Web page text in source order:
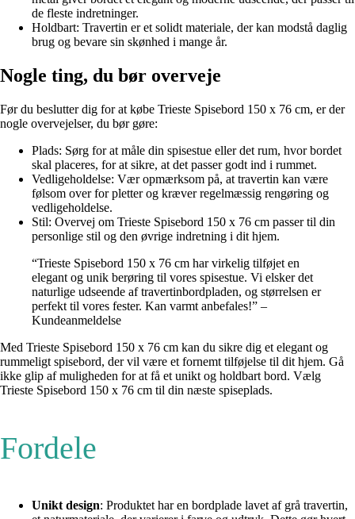
de fleste indretninger.
Holdbart: Travertin er et solidt materiale, der kan modstå daglig
brug og bevare sin skønhed i mange år.
Nogle ting, du bør overveje
Før du beslutter dig for at købe Trieste Spisebord 150 x 76 cm, er der
nogle overvejelser, du bør gøre:
Plads: Sørg for at måle din spisestue eller det rum, hvor bordet
skal placeres, for at sikre, at det passer godt ind i rummet.
Vedligeholdelse: Vær opmærksom på, at travertin kan være
følsom over for pletter og kræver regelmæssig rengøring og
vedligeholdelse.
Stil: Overvej om Trieste Spisebord 150 x 76 cm passer til din
personlige stil og den øvrige indretning i dit hjem.
“Trieste Spisebord 150 x 76 cm har virkelig tilføjet en
elegant og unik berøring til vores spisestue. Vi elsker det
naturlige udseende af travertinbordpladen, og størrelsen er
perfekt til vores fester. Kan varmt anbefales!” –
Kundeanmeldelse
Med Trieste Spisebord 150 x 76 cm kan du sikre dig et elegant og
rummeligt spisebord, der vil være et fornemt tilføjelse til dit hjem. Gå
ikke glip af muligheden for at få et unikt og holdbart bord. Vælg
Trieste Spisebord 150 x 76 cm til din næste spiseplads.
Fordele
Unikt design: Produktet har en bordplade lavet af grå travertin,